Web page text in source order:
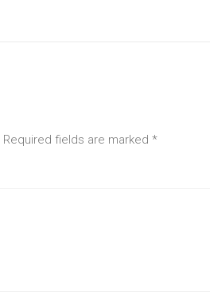
Required fields are marked *